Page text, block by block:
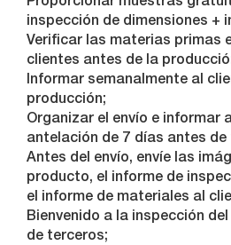
inspección de dimensiones +
Verificar las materias primas
clientes antes de la
Informar semanalmente al
producción;
Organizar el envío e informar
antelación de 7 días antes
Antes del envío, envíe las
producto, el informe de
el informe de materiales al
Bienvenido a la inspección
de terceros;